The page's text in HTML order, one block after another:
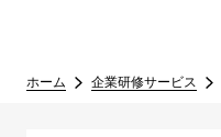
ホーム 企業研修サービス